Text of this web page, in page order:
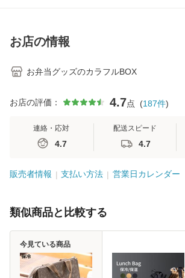
お店の情報
お弁当グッズのカラフルBOX
お店の評価： 4.7点 (187件)
連絡・応対
4.7
配送スピード
4.7
販売者情報 支払い方法 営業日カレンダー
類似商品と比較する
今見ている商品